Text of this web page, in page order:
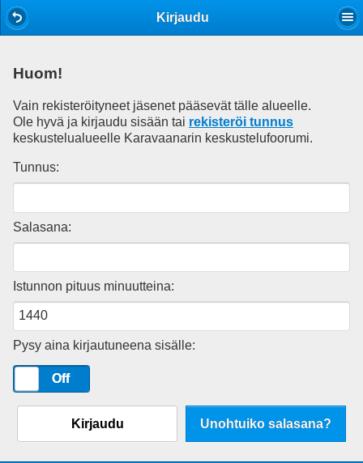
Kirjaudu
Huom!
Vain rekisteröityneet jäsenet pääsevät tälle alueelle.
Ole hyvä ja kirjaudu sisään tai rekisteröi tunnus
keskustelualueelle Karavaanarin keskustelufoorumi.
Tunnus:
Salasana:
Istunnon pituus minuutteina:
Pysy aina kirjautuneena sisälle:
Off
Kirjaudu Unohtuiko salasana?